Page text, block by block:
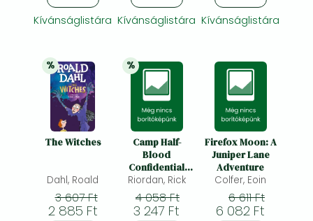
Kívánságlistára Kívánságlistára Kívánságlistára
20%
% kedvezmény
The Witches
Dahl, Roald
3 607 Ft
2 885 Ft
20%
% kedvezmény
Camp Half-
Blood
Confidential
(Percy Jackson
and the
Olympians)
Riordan, Rick
4 058 Ft
3 247 Ft
Firefox Moon: A
Juniper Lane
Adventure
Colfer, Eoin
6 611 Ft
6 082 Ft